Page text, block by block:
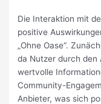
Die Interaktion mit
positive
„Ohne Oase“.
da Nutzer durch den
wertvolle
Community-
Anbieter, was sich